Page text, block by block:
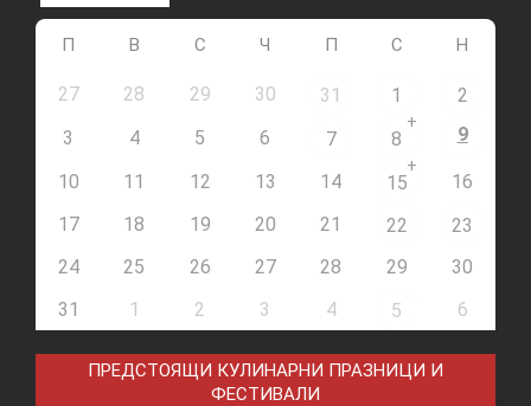
П В С Ч П С Н
27 28 29 30 31 1
2
3
4 5 6 7 8
+
9
10 11 12 13 14 15
+
16
17
18 19 20 21 22
23
24
25 26 27 28 29
30
31
1 2 3 4 5 6
ПРЕДСТОЯЩИ КУЛИНАРНИ ПРАЗНИЦИ И
ФЕСТИВАЛИ